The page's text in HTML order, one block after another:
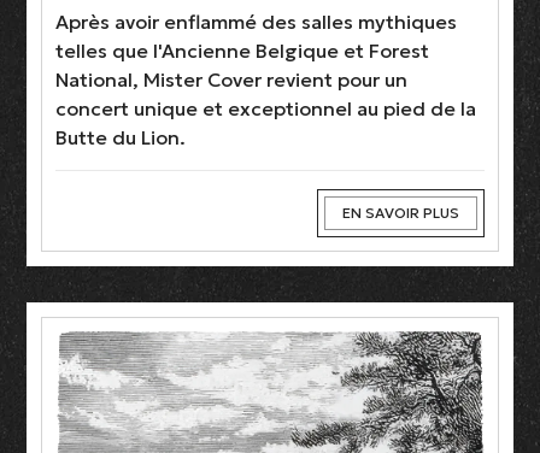
Après avoir enflammé des salles mythiques
telles que l'Ancienne Belgique et Forest
National, Mister Cover revient pour un
concert unique et exceptionnel au pied de la
Butte du Lion.
EN SAVOIR PLUS